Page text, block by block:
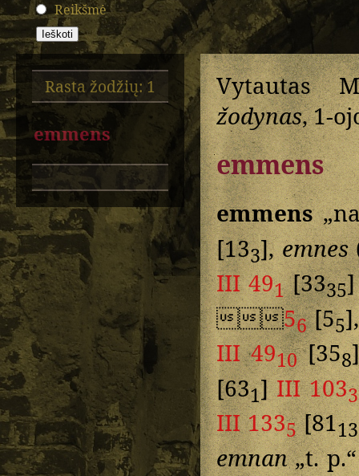
Reikšmė
Rasta žodžių: 1
emmens
Vytautas
žodynas, 1-
emmens
emmens
[133],emnes
III 491[3335
56[55
III 4910[358
[631]III 1033
III 1335[8113
emnan„t.